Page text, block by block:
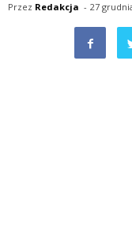
Przez Redakcja - 27